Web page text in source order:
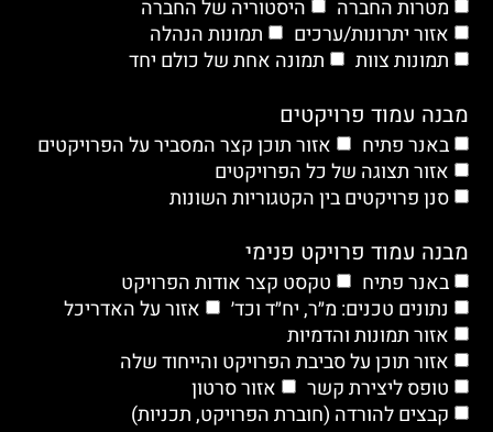
מטרות החברה
היסטוריה של החברה
אזור יתרונות/ערכים
תמונות הנהלה
תמונות צוות
תמונה אחת של כולם יחד
מבנה עמוד פרויקטים
באנר פתיח
אזור תוכן קצר המסביר על הפרויקטים
אזור תצוגה של כל הפרויקטים
סנן פרויקטים בין הקטגוריות השונות
מבנה עמוד פרויקט פנימי
באנר פתיח
טקסט קצר אודות הפרויקט
נתונים טכנים: מ״ר, יח״ד וכד׳
אזור על האדריכל
אזור תמונות והדמיות
אזור תוכן על סביבת הפרויקט והייחוד שלה
טופס ליצירת קשר
אזור סרטון
קבצים להורדה (חוברת הפרויקט, תכניות)